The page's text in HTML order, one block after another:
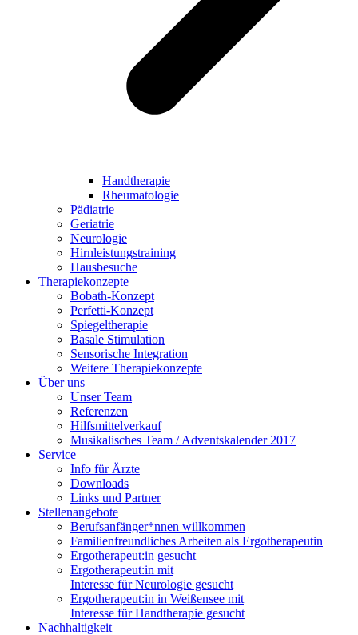
Handtherapie
Rheumatologie
Pädiatrie
Geriatrie
Neurologie
Hirnleistungstraining
Hausbesuche
Therapiekonzepte
Bobath-Konzept
Perfetti-Konzept
Spiegeltherapie
Basale Stimulation
Sensorische Integration
Weitere Therapiekonzepte
Über uns
Unser Team
Referenzen
Hilfsmittelverkauf
Musikalisches Team / Adventskalender 2017
Service
Info für Ärzte
Downloads
Links und Partner
Stellenangebote
Berufsanfänger*nnen willkommen
Familienfreundliches Arbeiten als Ergotherapeutin
Ergotherapeut:in gesucht
Ergotherapeut:in mit
Interesse für Neurologie gesucht
Ergotherapeut:in in Weißensee mit
Interesse für Handtherapie gesucht
Nachhaltigkeit